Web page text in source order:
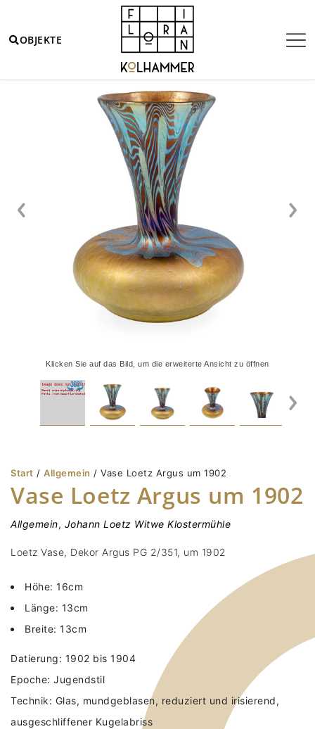
OBJEKTE
Klicken Sie auf das Bild, um die erweiterte Ansicht zu öffnen
Start / Allgemein / Vase Loetz Argus um 1902
Vase Loetz Argus um 1902
Allgemein, Johann Loetz Witwe Klostermühle
Loetz Vase, Dekor Argus PG 2/351, um 1902
Höhe: 16cm
Länge: 13cm
Breite: 13cm
Datierung: 1902 bis 1904
Epoche: Jugendstil
Technik: Glas, mundgeblasen, reduziert und irisierend,
ausgeschliffener Kugelabriss